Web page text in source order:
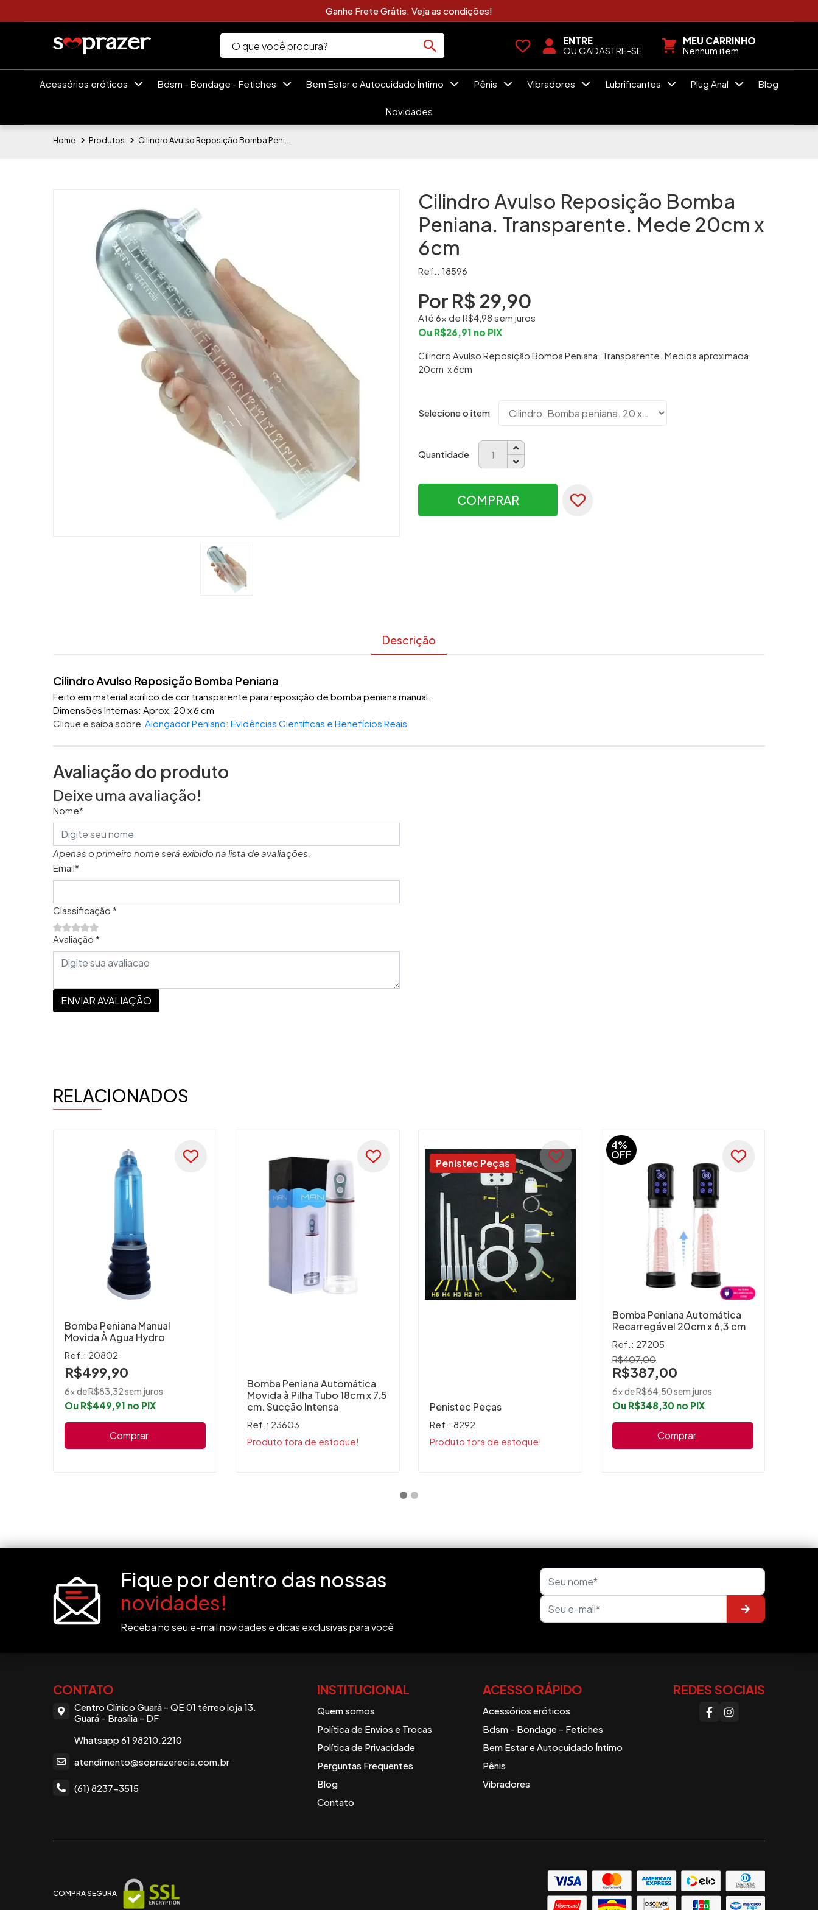
Clique Aqui e Veja As Novidades Sexshop
ENTRE
OU CADASTRE-SE
MEU CARRINHO
Nenhum item
Acessórios eróticos Bdsm - Bondage - Fetiches Bem Estar e Autocuidado Íntimo Pênis Vibradores Lubrificantes Plug Anal Blog
Novidades
Home Produtos
Cilindro Avulso Reposição Bomba
Peniana. Transparente. Mede 20cm x
6cm
Ref.: 18596
Por R$ 29,90
Até 6x de R$4,98 sem juros
Ou R$26,91 no PIX
Cilindro Avulso Reposição Bomba Peniana. Transparente. Medida aproximada
20cm x 6cm
Selecione o item
Quantidade
COMPRAR
Descrição
Cilindro Avulso Reposição Bomba Peniana
Feito em material acrílico de cor transparente para reposição de bomba peniana manual.
Dimensões Internas: Aprox. 20 x 6 cm
Clique e saiba sobre Alongador Peniano: Evidências Científicas e Benefícios Reais
Avaliação do produto
Deixe uma avaliação!
Nome*
Apenas o primeiro nome será exibido na lista de avaliações.
Email*
Classificação *
Avaliação *
ENVIAR AVALIAÇÃO
RELACIONADOS
Bomba Peniana Manual
Movida À Agua Hydro
Ref.: 20802
R$499,90
6x de R$83,32 sem juros
Ou R$449,91 no PIX
Comprar
Bomba Peniana Automática
Movida à Pilha Tubo 18cm x 7.5
cm. Sucção Intensa
Ref.: 23603
Produto fora de estoque!
Penistec Peças
Penistec Peças
Ref.: 8292
Produto fora de estoque!
4%
OFF
Bomba Peniana Automática
Recarregável 20cm x 6,3 cm
Ref.: 27205
R$407,00
R$387,00
6x de R$64,50 sem juros
Ou R$348,30 no PIX
Comprar
Fique por dentro das nossas
novidades!
Receba no seu e-mail novidades e dicas exclusivas para você
CONTATO
Centro Clínico Guará - QE 01 térreo loja 13.
Guará - Brasília - DF
Whatsapp 61 98210.2210
atendimento@soprazerecia.com.br
(61) 8237-3515
INSTITUCIONAL
Quem somos
Política de Envios e Trocas
Política de Privacidade
Perguntas Frequentes
Blog
Contato
ACESSO RÁPIDO
Acessórios eróticos
Bdsm - Bondage - Fetiches
Bem Estar e Autocuidado Íntimo
Pênis
Vibradores
REDES SOCIAIS
COMPRA SEGURA